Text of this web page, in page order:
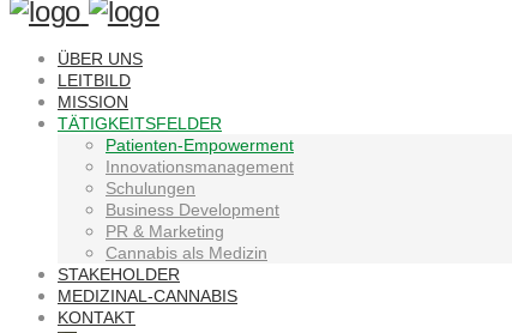
ÜBER UNS
LEITBILD
MISSION
TÄTIGKEITSFELDER
Patienten-Empowerment
Innovationsmanagement
Schulungen
Business Development
PR & Marketing
Cannabis als Medizin
STAKEHOLDER
MEDIZINAL-CANNABIS
KONTAKT